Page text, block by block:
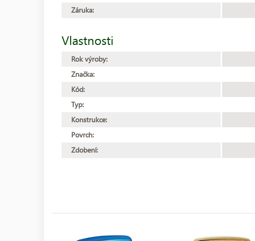
Záruka:
Vlastnosti
Rok výroby:
Značka:
Kód:
Typ:
Konstrukce:
Povrch:
Zdobení: